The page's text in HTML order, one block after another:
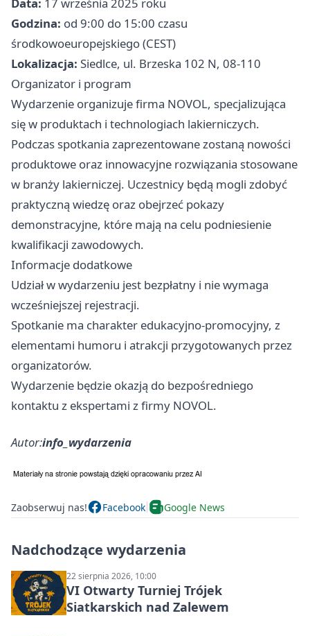
Godzina: od 9:00 do 15:00 czasu
środkowoeuropejskiego (CEST)
Lokalizacja: Siedlce, ul. Brzeska 102 N, 08-110
Organizator i program
Wydarzenie organizuje firma NOVOL, specjalizująca
się w produktach i technologiach lakierniczych.
Podczas spotkania zaprezentowane zostaną nowości
produktowe oraz innowacyjne rozwiązania stosowane
w branży lakierniczej. Uczestnicy będą mogli zdobyć
praktyczną wiedzę oraz obejrzeć pokazy
demonstracyjne, które mają na celu podniesienie
kwalifikacji zawodowych.
Informacje dodatkowe
Udział w wydarzeniu jest bezpłatny i nie wymaga
wcześniejszej rejestracji.
Spotkanie ma charakter edukacyjno-promocyjny, z
elementami humoru i atrakcji przygotowanych przez
organizatorów.
Wydarzenie będzie okazją do bezpośredniego
kontaktu z ekspertami z firmy NOVOL.
Autor:info_wydarzenia
Zaobserwuj nas! Facebook Google News
Nadchodzące wydarzenia
22 sierpnia 2026, 10:00
VI Otwarty Turniej Trójek
Siatkarskich nad Zalewem